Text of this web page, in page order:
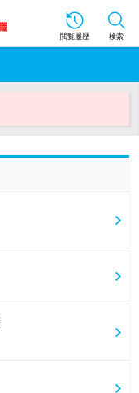
閲覧履歴 検索